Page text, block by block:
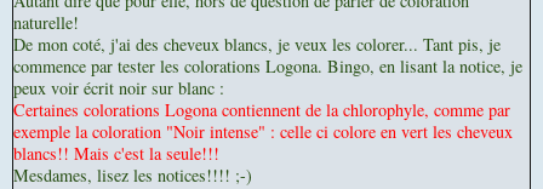
naturelle!
De mon coté, j'ai des cheveux blancs, je veux les colorer... Tant pis, je
commence par tester les colorations Logona. Bingo, en lisant la notice, je
peux voir écrit noir sur blanc :
Certaines colorations Logona contiennent de la chlorophyle, comme par
exemple la coloration "Noir intense" : celle ci colore en vert les cheveux
blancs!! Mais c'est la seule!!!
Mesdames, lisez les notices!!!! ;-)